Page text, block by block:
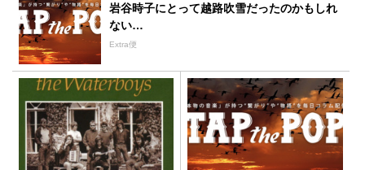
岩谷時子にとって越路吹雪だったのかもしれ
ない…
Extra便